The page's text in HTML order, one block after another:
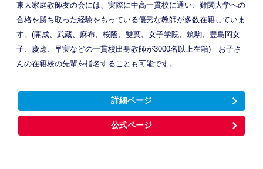
東大家庭教師友の会には、実際に中高一貫校に通い、難関大学への
合格を勝ち取った経験をもっている優秀な教師が多数在籍していま
す。(開成、武蔵、麻布、桜蔭、雙葉、女子学院、筑駒、豊島岡女
子、慶應、早実などの一貫校出身教師が3000名以上在籍) お子さ
んの在籍校の先輩を指名することも可能です。
詳細ページ
公式ページ